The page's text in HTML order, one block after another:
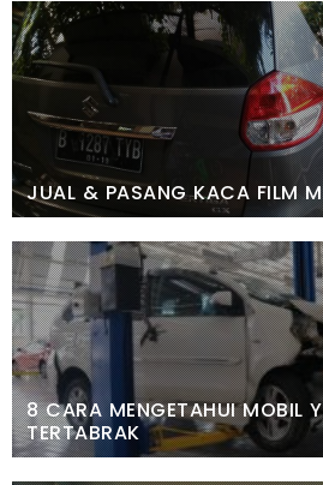
JUAL & PASANG KACA FILM
8 CARA MENGETAHUI MOBIL
TERTABRAK